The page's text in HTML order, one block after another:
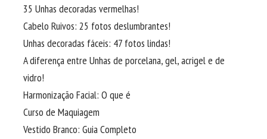
35 Unhas decoradas vermelhas!
Cabelo Ruivos: 25 fotos deslumbrantes!
Unhas decoradas fáceis: 47 fotos lindas!
A diferença entre Unhas de porcelana, gel, acrigel e de
vidro!
Harmonização Facial: O que é
Curso de Maquiagem
Vestido Branco: Guia Completo